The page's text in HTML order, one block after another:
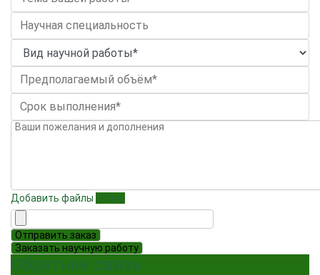
Добавить файлы Обзор
Отправить заказ
Заказать научную работу
Обратная связь